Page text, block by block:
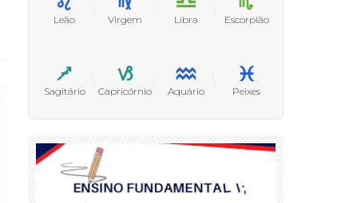
Leão Virgem Libra Escorpião
Sagitário Capricórnio Aquário Peixes